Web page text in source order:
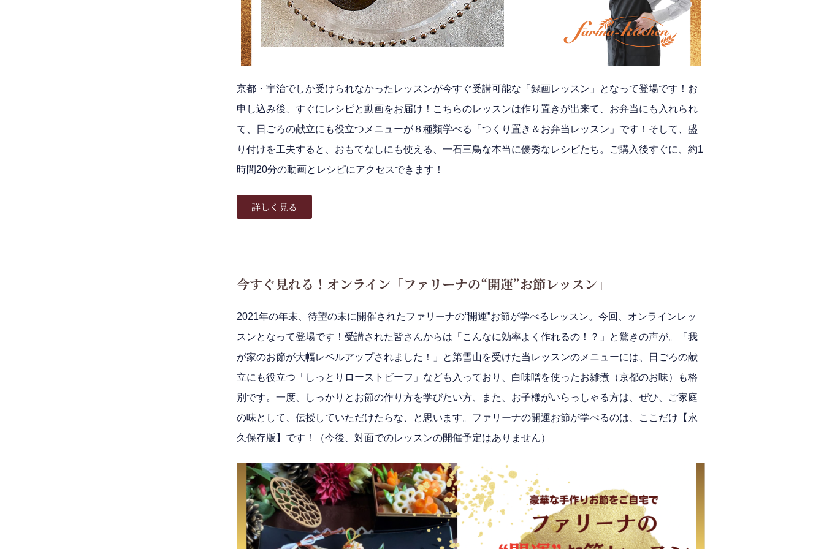
京都・宇治でしか受けられなかったレッスンが今すぐ受講可能な「録画レッスン」となって登場です！ お
申し込み後、すぐにレシピと動画をお届け！こちらのレッスンは作り置きが出来て、お弁当にも入れられ
て、日ごろの献立にも役立つメニューが８種類学べる
「つくり置き＆お弁当レッスン」です ！そして、盛
り付けを工夫すると、おもてなしにも使える、一石三鳥な本当に優秀なレシピたち。ご購入後すぐに、約1
時間20分の動画とレシピにアクセスできます！
詳しく見る
今すぐ見れる！オンライン「ファリーナの“開運”お節レッスン」
2021年の年末、待望の末に開催されたファリーナの“開運”お節が学べるレッスン。今回、オンラインレッ
スンとなって登場です！受講された皆さんからは「こんなに効率よく作れるの！？」と驚きの声が。「我
が家のお節が大幅レベルアップされました！」と第雪山を受けた当レッスンの メニューには、
日ごろの献
立にも役立つ「しっとりローストビーフ」なども入っており、 白味噌を使ったお雑煮（京都のお味）も格
別です。 一度、しっかりとお節の作り方を学びたい方、また、お子様がいらっしゃる方は、ぜひ、ご家庭
の味として、伝授していただけたらな、と思います。ファリーナの開運お節が学べるのは、ここだけ【永
久保存版】です！（今後、対面でのレッスンの開催予定はありません）